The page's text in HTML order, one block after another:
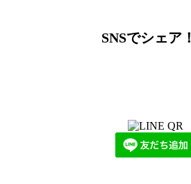
SNSでシェア！